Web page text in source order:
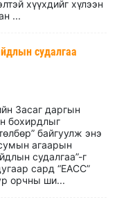
хүүхдийг хүлээн
...
судалгаа
Засаг даргын
бохирдлыг
байгуулж энэ
агаарын
судалгаа”-г
сард “EАCC”
орчны ши...